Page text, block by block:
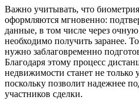
Важно учитывать, что
оформляются мгновенно:
данные, в том числе через
необходимо получить заранее.
нужно заблаговременно
Благодаря этому процесс
недвижимости станет не только
поскольку позволит надежнее
участников сделки.